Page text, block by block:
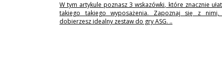
W tym artykule poznasz 3 wskazówki, które znacznie
takiego takiego wyposażenia. Zapoznaj się z
dobierzesz idealny zestaw do gry ASG. ..